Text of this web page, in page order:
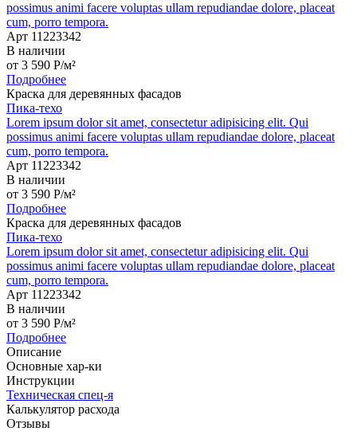
possimus animi facere voluptas ullam repudiandae dolore, placeat
cum, porro tempora.
Арт 11223342
В наличии
от 3 590 P/м²
Подробнее
Краска для деревянных фасадов
Пика-техо
Lorem ipsum dolor sit amet, consectetur adipisicing elit. Qui
possimus animi facere voluptas ullam repudiandae dolore, placeat
cum, porro tempora.
Арт 11223342
В наличии
от 3 590 P/м²
Подробнее
Краска для деревянных фасадов
Пика-техо
Lorem ipsum dolor sit amet, consectetur adipisicing elit. Qui
possimus animi facere voluptas ullam repudiandae dolore, placeat
cum, porro tempora.
Арт 11223342
В наличии
от 3 590 P/м²
Подробнее
Описание
Основные хар-ки
Инструкции
Техническая спец-я
Калькулятор расхода
Отзывы